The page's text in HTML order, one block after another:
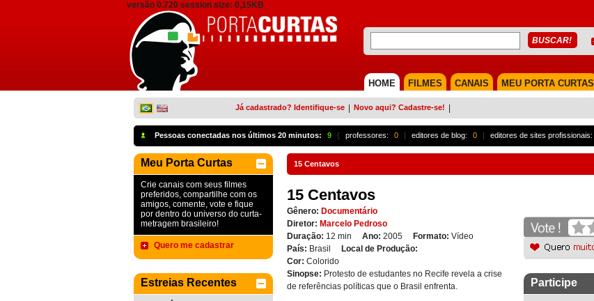
versão 0.720 session size: 0,15KB
MEU PORTA CURTAS
CANAIS
FILMES
HOME
Já cadastrado? Identifique-se Novo aqui? Cadastre-se!
Pessoas conectadas nos últimos 20 minutos: 9 { professores: 0 | editores de blog: 0 | editores de sites profissionais:
Meu Porta Curtas
Crie canais com seus filmes
preferidos, compartilhe com os
amigos, comente, vote e fique
por dentro do universo do curta-
metragem brasileiro!
Quero me cadastrar
Estreias Recentes
15 Centavos
15 Centavos
Gênero: Documentário
Diretor: Marcelo Pedroso
Duração: 12 min Ano: 2005 Formato: Vídeo
País: Brasil
Local de Produção:
Cor: Colorido
Sinopse: Protesto de estudantes no Recife revela a crise
de referências políticas que o Brasil enfrenta.
Participe